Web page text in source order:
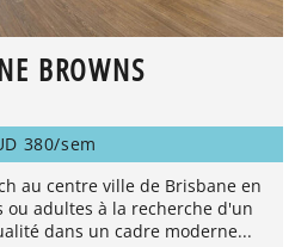
BROWNS
380/sem
au centre ville de Brisbane en
adultes à la recherche d'un
dans un cadre moderne...